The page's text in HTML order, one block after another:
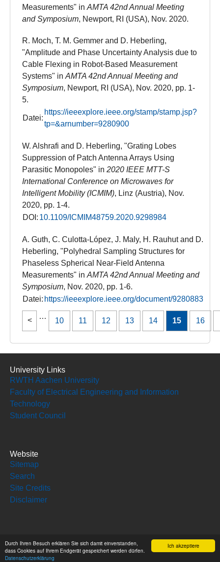
Ich akzeptiere
Durch Ihren Besuch erklären Sie sich damit einverstanden,
dass Cookies auf Ihrem Endgerät gespeichert werden dürfen.
Datenschutzerklärung
Measurements" in AMTA 42nd Annual Meeting
and Symposium, Newport, RI (USA), Nov. 2020.
R. Moch, T. M. Gemmer and D. Heberling,
"Amplitude and Phase Uncertainty Analysis due to
Cable Flexing in Robot-Based Measurement
Systems" in AMTA 42nd Annual Meeting and
Symposium, Newport, RI (USA), Nov. 2020, pp. 1-
5.
Datei:
https://ieeexplore.ieee.org/stamp/stamp.jsp?
tp=&arnumber=9280900
W. Alshrafi and D. Heberling, "Grating Lobes
Suppression of Patch Antenna Arrays Using
Parasitic Monopoles" in 2020 IEEE MTT-S
International Conference on Microwaves for
Intelligent Mobility (ICMIM), Linz (Austria), Nov.
2020, pp. 1-4.
DOI: 10.1109/ICMIM48759.2020.9298984
A. Guth, C. Culotta-López, J. Maly, H. Rauhut and D.
Heberling, "Polyhedral Sampling Structures for
Phaseless Spherical Near-Field Antenna
Measurements" in AMTA 42nd Annual Meeting and
Symposium, Nov. 2020, pp. 1-6.
Datei: https://ieeexplore.ieee.org/document/9280883
…
10 11 12 13 14 15 16
University Links
RWTH Aachen University
Faculty of Electrical Engineering and Information
Technology
Student Council
Website
Sitemap
Search
Site Credits
Disclaimer